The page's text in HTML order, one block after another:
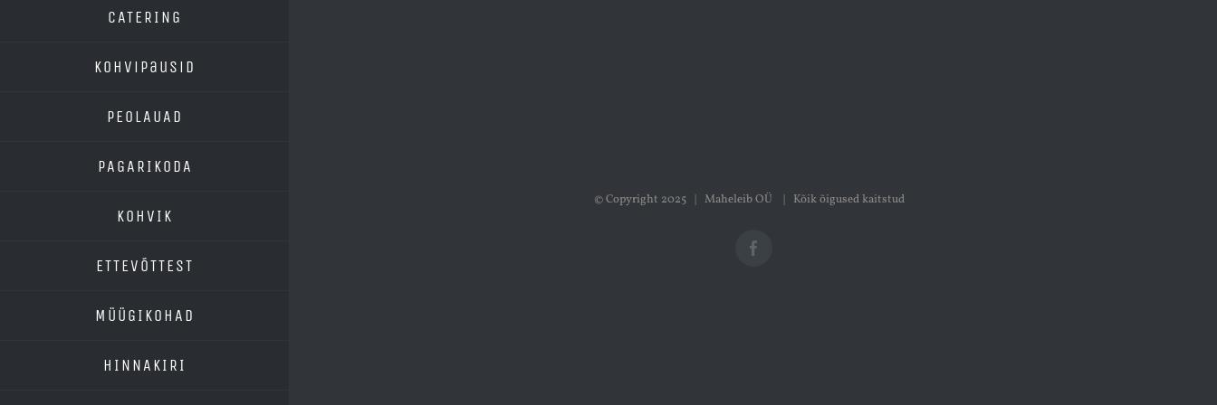
CATERING
Kohvipausid
PEOLAUAD
PAGARIKODA
KOHVIK
ETTEVÕTTEST
MÜÜGIKOHAD
HINNAKIRI
© Copyright 2025 | Maheleib OÜ | Kõik õigused kaitstud
Facebook